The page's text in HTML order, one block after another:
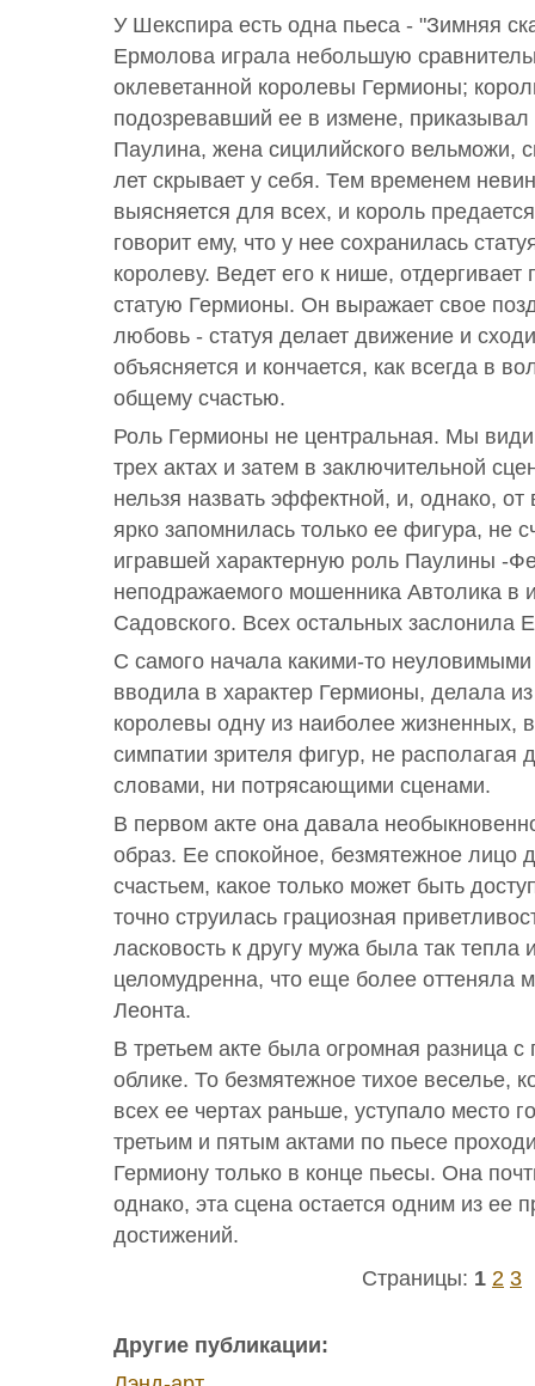
У Шекспира есть одна пьеса - "Зимняя
Ермолова играла небольшую
оклеветанной королевы Гермионы;
подозревавший ее в измене, приказывал
Паулина, жена сицилийского вельможи,
лет скрывает у себя. Тем временем
выясняется для всех, и король
говорит ему, что у нее сохранилась
королеву. Ведет его к нише,
статую Гермионы. Он выражает свое
любовь - статуя делает движение и
объясняется и кончается, как всегда в
общему счастью.
Роль Гермионы не центральная. Мы
трех актах и затем в заключительной
нельзя назвать эффектной, и, однако, от
ярко запомнилась только ее фигура, не
игравшей характерную роль Паулины -
неподражаемого мошенника Автолика в
Садовского. Всех остальных заслонила
С самого начала какими-то
вводила в характер Гермионы, делала из
королевы одну из наиболее жизненных,
симпатии зрителя фигур, не располагая
словами, ни потрясающими сценами.
В первом акте она давала
образ. Ее спокойное, безмятежное лицо
счастьем, какое только может быть
точно струилась грациозная
ласковость к другу мужа была так тепла
целомудренна, что еще более оттеняла
Леонта.
В третьем акте была огромная разница
облике. То безмятежное тихое веселье,
всех ее чертах раньше, уступало место
третьим и пятым актами по пьесе
Гермиону только в конце пьесы. Она
однако, эта сцена остается одним из ее
достижений.
Страницы: 1 2 3
Другие публикации: